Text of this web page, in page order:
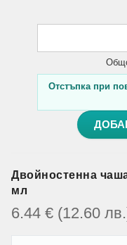
Отстъпка при
Двойностенна
мл
6.44 € (12.60 лв.